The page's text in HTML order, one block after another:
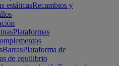
estáticasRecambios y
Plataformas
BarrasPlataforma de
de equilibrio